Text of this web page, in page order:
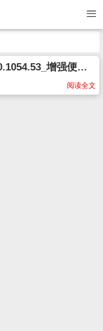
Microsoft_Edge_v96.0.1054.53_增强便携版
阅读全文